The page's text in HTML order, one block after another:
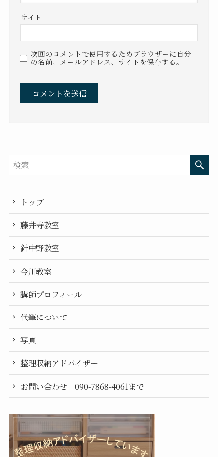
サイト
次回のコメントで使用するためブラウザーに自分
の名前、メールアドレス、サイトを保存する。
トップ
藤井寺教室
針中野教室
今川教室
講師プロフィール
代筆について
写真
整理収納アドバイザー
お問い合わせ 090-7868-4061まで